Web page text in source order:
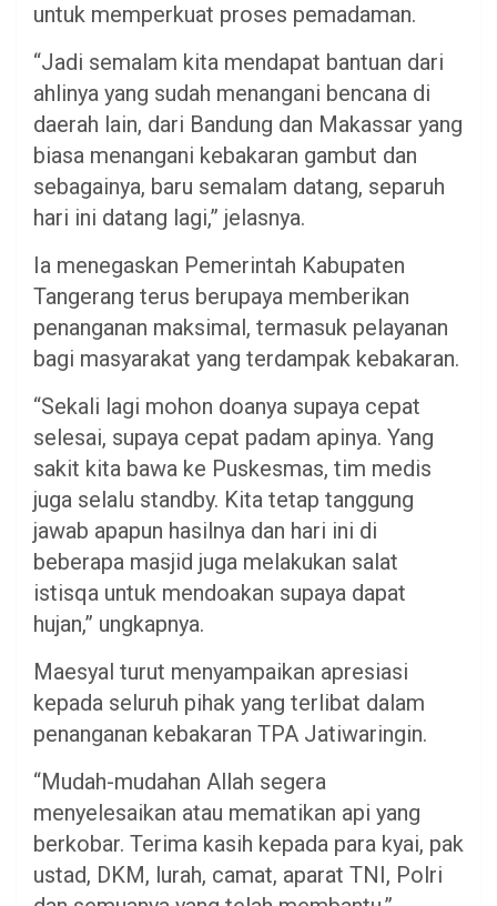
untuk memperkuat proses pemadaman.
“Jadi semalam kita mendapat bantuan dari
ahlinya yang sudah menangani bencana di
daerah lain, dari Bandung dan Makassar yang
biasa menangani kebakaran gambut dan
sebagainya, baru semalam datang, separuh
hari ini datang lagi,” jelasnya.
Ia menegaskan Pemerintah Kabupaten
Tangerang terus berupaya memberikan
penanganan maksimal, termasuk pelayanan
bagi masyarakat yang terdampak kebakaran.
“Sekali lagi mohon doanya supaya cepat
selesai, supaya cepat padam apinya. Yang
sakit kita bawa ke Puskesmas, tim medis
juga selalu standby. Kita tetap tanggung
jawab apapun hasilnya dan hari ini di
beberapa masjid juga melakukan salat
istisqa untuk mendoakan supaya dapat
hujan,” ungkapnya.
Maesyal turut menyampaikan apresiasi
kepada seluruh pihak yang terlibat dalam
penanganan kebakaran TPA Jatiwaringin.
“Mudah-mudahan Allah segera
menyelesaikan atau mematikan api yang
berkobar. Terima kasih kepada para kyai, pak
ustad, DKM, lurah, camat, aparat TNI, Polri